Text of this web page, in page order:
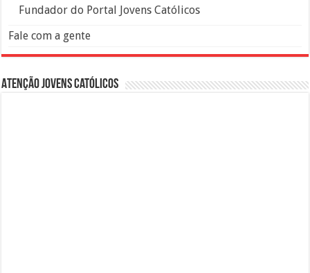
Fundador do Portal Jovens Católicos
Fale com a gente
Atenção Jovens Católicos